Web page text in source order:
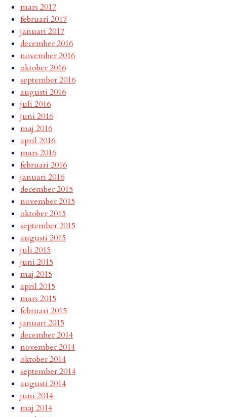
mars 2017
februari 2017
januari 2017
december 2016
november 2016
oktober 2016
september 2016
augusti 2016
juli 2016
juni 2016
maj 2016
april 2016
mars 2016
februari 2016
januari 2016
december 2015
november 2015
oktober 2015
september 2015
augusti 2015
juli 2015
juni 2015
maj 2015
april 2015
mars 2015
februari 2015
januari 2015
december 2014
november 2014
oktober 2014
september 2014
augusti 2014
juni 2014
maj 2014